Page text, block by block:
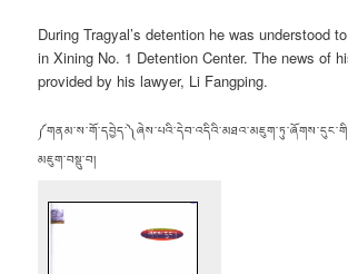
During Tragyal’s detention he was understood
in Xining No. 1 Detention Center. The news of
provided by his lawyer, Li Fangping.
མཇུག་བསྡུ་བ།